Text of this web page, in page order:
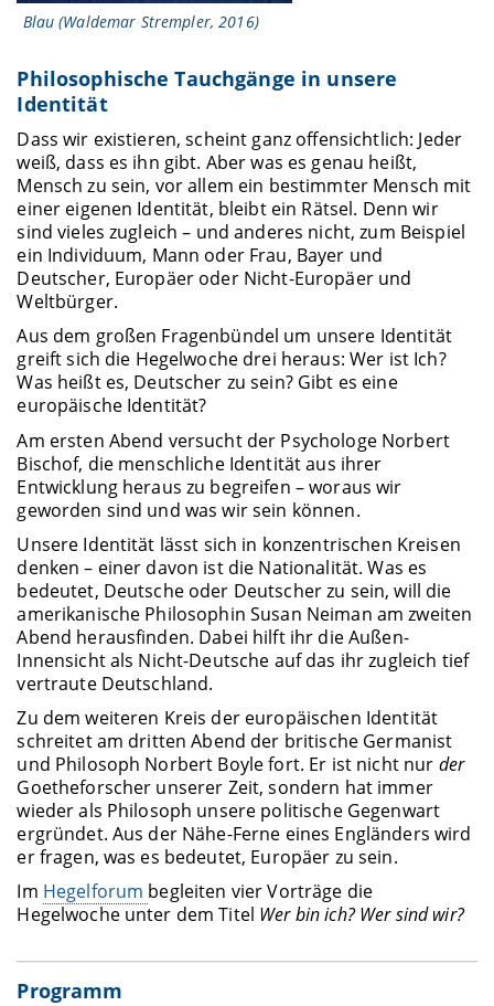
Blau (Waldemar Strempler, 2016)
Philosophische Tauchgänge in unsere
Identität
Dass wir existieren, scheint ganz offensichtlich: Jeder
weiß, dass es ihn gibt. Aber was es genau heißt,
Mensch zu sein, vor allem ein bestimmter Mensch mit
einer eigenen Identität, bleibt ein Rätsel. Denn wir
sind vieles zugleich – und anderes nicht, zum Beispiel
ein Individuum, Mann oder Frau, Bayer und
Deutscher, Europäer oder Nicht-Europäer und
Weltbürger.
Aus dem großen Fragenbündel um unsere Identität
greift sich die Hegelwoche drei heraus: Wer ist Ich?
Was heißt es, Deutscher zu sein? Gibt es eine
europäische Identität?
Am ersten Abend versucht der Psychologe Norbert
Bischof, die menschliche Identität aus ihrer
Entwicklung heraus zu begreifen – woraus wir
geworden sind und was wir sein können.
Unsere Identität lässt sich in konzentrischen Kreisen
denken – einer davon ist die Nationalität. Was es
bedeutet, Deutsche oder Deutscher zu sein, will die
amerikanische Philosophin Susan Neiman am zweiten
Abend herausfinden. Dabei hilft ihr die Außen-
Innensicht als Nicht-Deutsche auf das ihr zugleich tief
vertraute Deutschland.
Zu dem weiteren Kreis der europäischen Identität
schreitet am dritten Abend der britische Germanist
und Philosoph Norbert Boyle fort. Er ist nicht nur der
Goetheforscher unserer Zeit, sondern hat immer
wieder als Philosoph unsere politische Gegenwart
ergründet. Aus der Nähe-Ferne eines Engländers wird
er fragen, was es bedeutet, Europäer zu sein.
Im Hegelforum begleiten vier Vorträge die
Hegelwoche unter dem Titel Wer bin ich? Wer sind wir?
Programm